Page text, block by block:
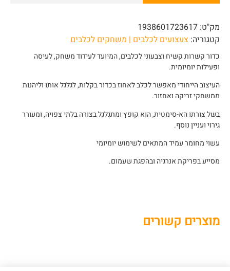
מק"ט: 1938601723617
קטגוריה: צעצועים לכלבים | משחקים לכלבים
כדור קשרות קשיח וצבעוני לכלבים, המיועד לעידוד משחק, לעיסה
ופעילות יומיומית.
העיצוב הייחודי מאפשר לכלב לאחוז בכדור בקלות, לגלגל אותו וליהנות
ממשחקי זריקה ואחזור.
בשל צורתו הא-סימטית, הוא קופץ ומתגלגל בצורה בלתי צפויה, ומעורר
גירוי ועניין נוסף.
עשוי מחומר עמיד המתאים לשימוש יומיומי
מסייע בפריקת אנרגיה ובהפגת שעמום.
מוצרים קשורים